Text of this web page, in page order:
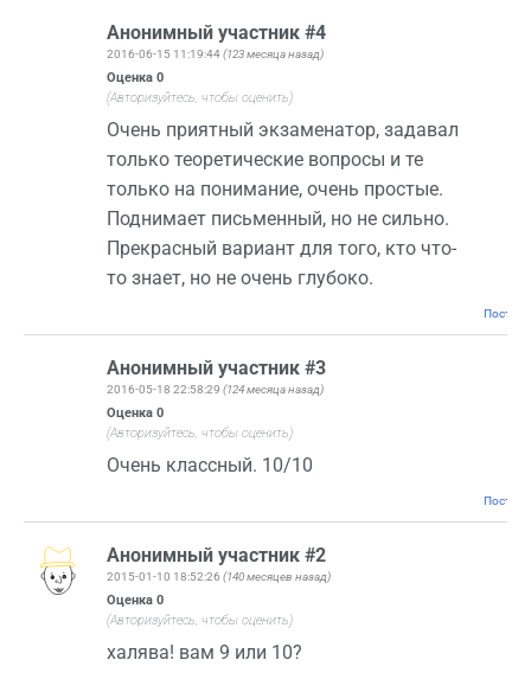
Анонимный участник #4
2016-06-15 11:19:44(123 месяца назад)
Оценка 0
(Авторизуйтесь, чтобы оценить)
Очень приятный экзаменатор, задавал
только теоретические вопросы и те
только на понимание, очень простые.
Поднимает письменный, но не сильно.
Прекрасный вариант для того, кто что-
то знает, но не очень глубоко.
Анонимный участник #3
2016-05-18 22:58:29 (124 месяца назад)
Оценка 0
(Авторизуйтесь, чтобы оценить)
Очень классный. 10/10
Анонимный участник #2
2015-01-10 18:52:26 (140 месяцев назад)
Оценка 0
(Авторизуйтесь, чтобы оценить)
халява! вам 9 или 10?